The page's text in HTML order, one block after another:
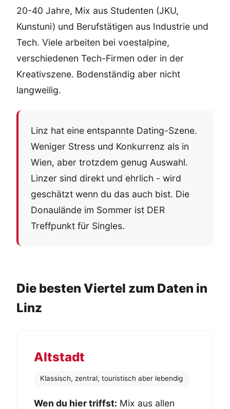
20-40 Jahre, Mix aus Studenten (JKU,
Kunstuni) und Berufstätigen aus Industrie und
Tech. Viele arbeiten bei voestalpine,
verschiedenen Tech-Firmen oder in der
Kreativszene. Bodenständig aber nicht
langweilig.
Linz hat eine entspannte Dating-Szene.
Weniger Stress und Konkurrenz als in
Wien, aber trotzdem genug Auswahl.
Linzer sind direkt und ehrlich - wird
geschätzt wenn du das auch bist. Die
Donaulände im Sommer ist DER
Treffpunkt für Singles.
Die besten Viertel zum Daten in
Linz
Altstadt
Klassisch, zentral, touristisch aber lebendig
Wen du hier triffst: Mix aus allen